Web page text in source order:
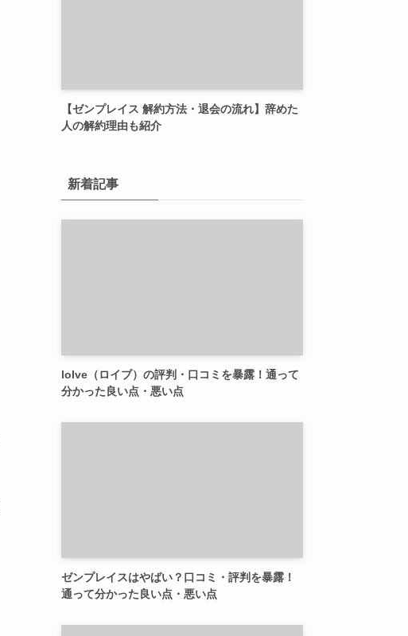
【ゼンプレイス 解約方法・退会の流れ】辞めた
人の解約理由も紹介
新着記事
loIve（ロイブ）の評判・口コミを暴露！通って
分かった良い点・悪い点
ゼンプレイスはやばい？口コミ・評判を暴露！
通って分かった良い点・悪い点